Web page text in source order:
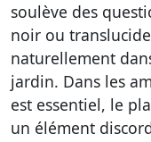
soulève des
noir ou
naturellement
jardin. Dans les
est essentiel, le
un élément